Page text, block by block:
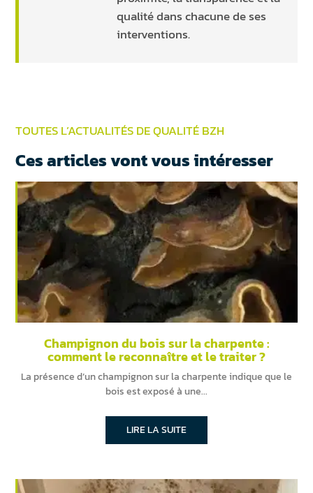
qualité dans chacune de ses
interventions.
TOUTES L’ACTUALITÉS DE QUALITÉ BZH
Ces articles vont vous intéresser
Champignon du bois sur la charpente :
comment le reconnaître et le traiter ?
La présence d’un champignon sur la charpente indique que le
bois est exposé à une
LIRE LA SUITE